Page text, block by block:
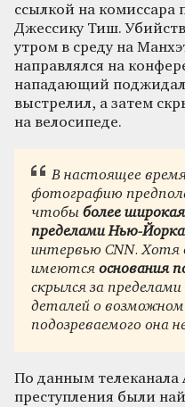
ссылкой на
Джессику Тиш.
утром в среду на
направлялся на
нападающий поджидал
выстрелил, а затем
на велосипеде.
В настоящее
фотографию
чтобыболее
пределами Нью-Йорка
интервью CNN.
имеютсяоснования
скрылся за пределами
деталей о
подозреваемого она
По данным телеканала
преступления были